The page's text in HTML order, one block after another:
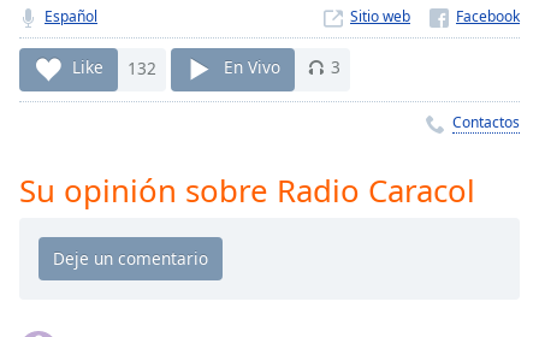
Remaining
Time-
Chapters
Español Sitio web
Like 132 En Vivo 3
Contactos
Su opinión sobre Radio Caracol